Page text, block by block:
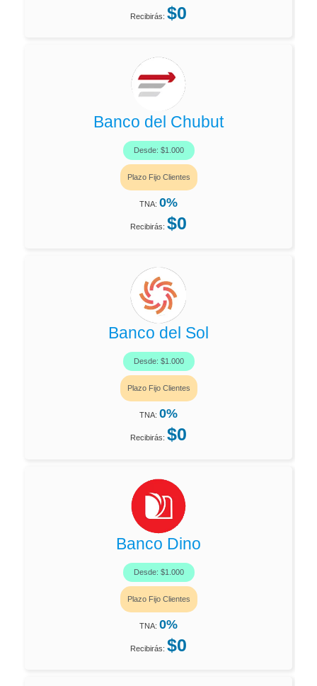
Recibirás: $0
Banco del Chubut
Desde: $1.000
Plazo Fijo Clientes
TNA: 0%
Recibirás: $0
Banco del Sol
Desde: $1.000
Plazo Fijo Clientes
TNA: 0%
Recibirás: $0
Banco Dino
Desde: $1.000
Plazo Fijo Clientes
TNA: 0%
Recibirás: $0